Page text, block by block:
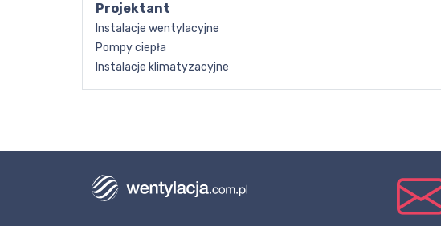
Projektant
Instalacje wentylacyjne
Pompy ciepła
Instalacje klimatyzacyjne